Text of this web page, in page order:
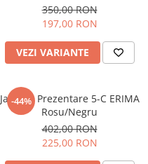
350,00 RON
197,00 RON
VEZI VARIANTE
-44%
Jacheta Prezentare 5-C ERIMA
Rosu/Negru
402,00 RON
225,00 RON